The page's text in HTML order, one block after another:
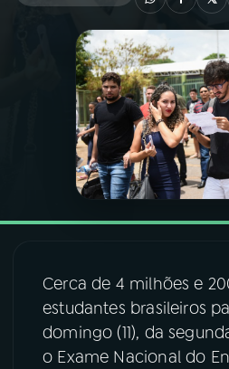
PROGRAMAÇÃO
PROGRAMAS
PODCASTS
06VIDEOCASTS
07ÚLTIMAS
08FESTIVAL DE MÚSICA
Cerca de 4 milhões e
estudantes brasileiros
domingo (11), da
o Exame Nacional do